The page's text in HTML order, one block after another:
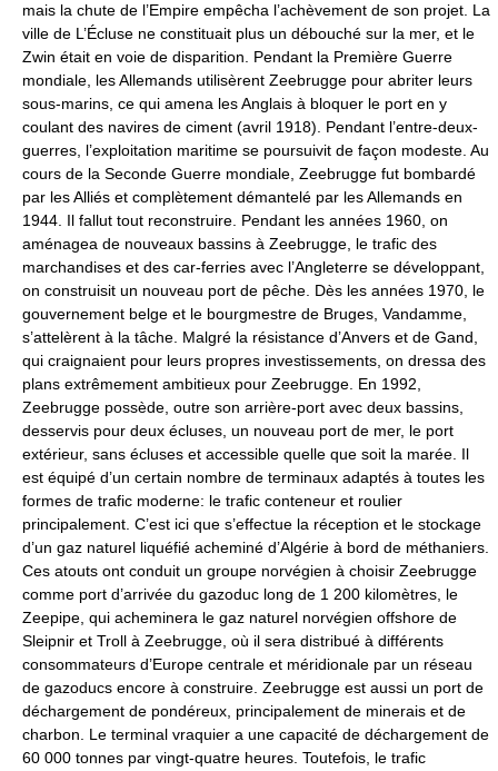
mais la chute de l’Empire empêcha l’achèvement de son projet. La
ville de L’Écluse ne constituait plus un débouché sur la mer, et le
Zwin était en voie de disparition. Pendant la Première Guerre
mondiale, les Allemands utilisèrent Zeebrugge pour abriter leurs
sous-marins, ce qui amena les Anglais à bloquer le port en y
coulant des navires de ciment (avril 1918). Pendant l’entre-deux-
guerres, l’exploitation maritime se poursuivit de façon modeste. Au
cours de la Seconde Guerre mondiale, Zeebrugge fut bombardé
par les Alliés et complètement démantelé par les Allemands en
1944. Il fallut tout reconstruire. Pendant les années 1960, on
aménagea de nouveaux bassins à Zeebrugge, le trafic des
marchandises et des car-ferries avec l’Angleterre se développant,
on construisit un nouveau port de pêche. Dès les années 1970, le
gouvernement belge et le bourgmestre de Bruges, Vandamme,
s’attelèrent à la tâche. Malgré la résistance d’Anvers et de Gand,
qui craignaient pour leurs propres investissements, on dressa des
plans extrêmement ambitieux pour Zeebrugge. En 1992,
Zeebrugge possède, outre son arrière-port avec deux bassins,
desservis pour deux écluses, un nouveau port de mer, le port
extérieur, sans écluses et accessible quelle que soit la marée. Il
est équipé d’un certain nombre de terminaux adaptés à toutes les
formes de trafic moderne: le trafic conteneur et roulier
principalement. C’est ici que s’effectue la réception et le stockage
d’un gaz naturel liquéfié acheminé d’Algérie à bord de méthaniers.
Ces atouts ont conduit un groupe norvégien à choisir Zeebrugge
comme port d’arrivée du gazoduc long de 1 200 kilomètres, le
Zeepipe, qui acheminera le gaz naturel norvégien offshore de
Sleipnir et Troll à Zeebrugge, où il sera distribué à différents
consommateurs d’Europe centrale et méridionale par un réseau
de gazoducs encore à construire. Zeebrugge est aussi un port de
déchargement de pondéreux, principalement de minerais et de
charbon. Le terminal vraquier a une capacité de déchargement de
60 000 tonnes par vingt-quatre heures. Toutefois, le trafic